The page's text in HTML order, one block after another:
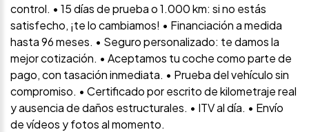
control. • 15 días de prueba o 1.000 km: si no estás
satisfecho, ¡te lo cambiamos! • Financiación a medida
hasta 96 meses. • Seguro personalizado: te damos la
mejor cotización. • Aceptamos tu coche como parte de
pago, con tasación inmediata. • Prueba del vehículo sin
compromiso. • Certificado por escrito de kilometraje real
y ausencia de daños estructurales. • ITV al día. • Envío
de vídeos y fotos al momento.